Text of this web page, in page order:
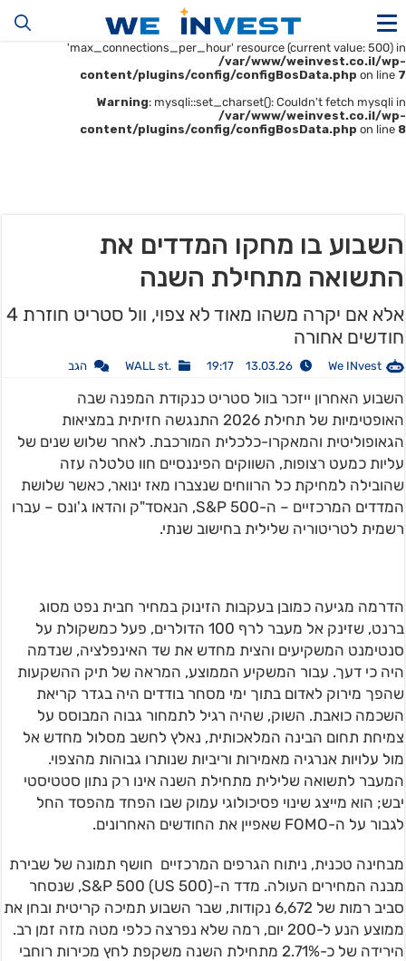
Warning
: mysqli::__construct(): (HY000/1226): User
'u414896523_maofData' has exceeded the
'max_connections_per_hour' resource (current value: 500) in
/var/www/weinvest.co.il/wp-
content/plugins/config/configBosData.php on line 7
Warning: mysqli::set_charset(): Couldn't fetch mysqli in
/var/www/weinvest.co.il/wp-
content/plugins/config/configBosData.php on line 8
השבוע בו מחקו המדדים את
התשואה מתחילת השנה
אלא אם יקרה משהו מאוד לא צפוי, וול סטריט חוזרת 4
חודשים אחורה
We INvest
13.03.26 19:17
.WALL st הגב
השבוע האחרון ייזכר בוול סטריט כנקודת המפנה שבה
האופטימיות של תחילת 2026 התנגשה חזיתית במציאות
הגאופוליטית והמאקרו-כלכלית המורכבת. לאחר שלוש שנים של
עליות כמעט רצופות, השווקים הפיננסיים חוו טלטלה עזה
שהובילה למחיקת כל הרווחים שנצברו מאז ינואר, כאשר שלושת
המדדים המרכזיים – ה-S&P 500, הנאסד"ק והדאו ג'ונס – עברו
רשמית לטריטוריה שלילית בחישוב שנתי.
הדרמה מגיעה כמובן בעקבות הזינוק במחיר חבית נפט מסוג
ברנט, שזינק אל מעבר לרף 100 הדולרים, פעל כמשקולת על
סנטימנט המשקיעים והצית מחדש את שד האינפלציה, שנדמה
היה כי דעך. עבור המשקיע הממוצע, המראה של תיק ההשקעות
שהפך מירוק לאדום בתוך ימי מסחר בודדים היה בגדר קריאת
השכמה כואבת. השוק, שהיה רגיל לתמחור גבוה המבוסס על
צמיחת תחום הבינה המלאכותית, נאלץ לחשב מסלול מחדש אל
מול עלויות אנרגיה מאמירות וריביות שנותרו גבוהות מהצפוי.
המעבר לתשואה שלילית מתחילת השנה אינו רק נתון סטטיסטי
יבש; הוא מייצג שינוי פסיכולוגי עמוק שבו הפחד מהפסד החל
לגבור על ה-FOMO שאפיין את החודשים האחרונים.
מבחינה טכנית, ניתוח הגרפים המרכזיים חושף תמונה של שבירת
מבנה המחירים העולה. מדד ה-S&P 500 (US 500), שנסחר
סביב רמות של 6,672 נקודות, שבר השבוע תמיכה קריטית ובחן את
ממוצע הנע ל-200 יום, רמה שלא נפרצה כלפי מטה מזה זמן רב.
הירידה של כ-2.71% מתחילת השנה משקפת לחץ מכירות רוחבי